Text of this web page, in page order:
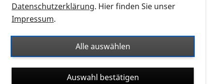
Auf dieser Seite finden Sie sämtliches Infomaterial
Ort. Nutzen Sie den Formatfilter, um ausschließlich
nach Flyern und Broschüren, Audios oder Videos zu
suchen. Die meisten Flyer und Broschüren werden in
verschiedenen Formaten angeboten: zur
Datenschutzerklärung. Hier finden Sie unser
Impressum.
Alle auswählen
Auswahl bestätigen